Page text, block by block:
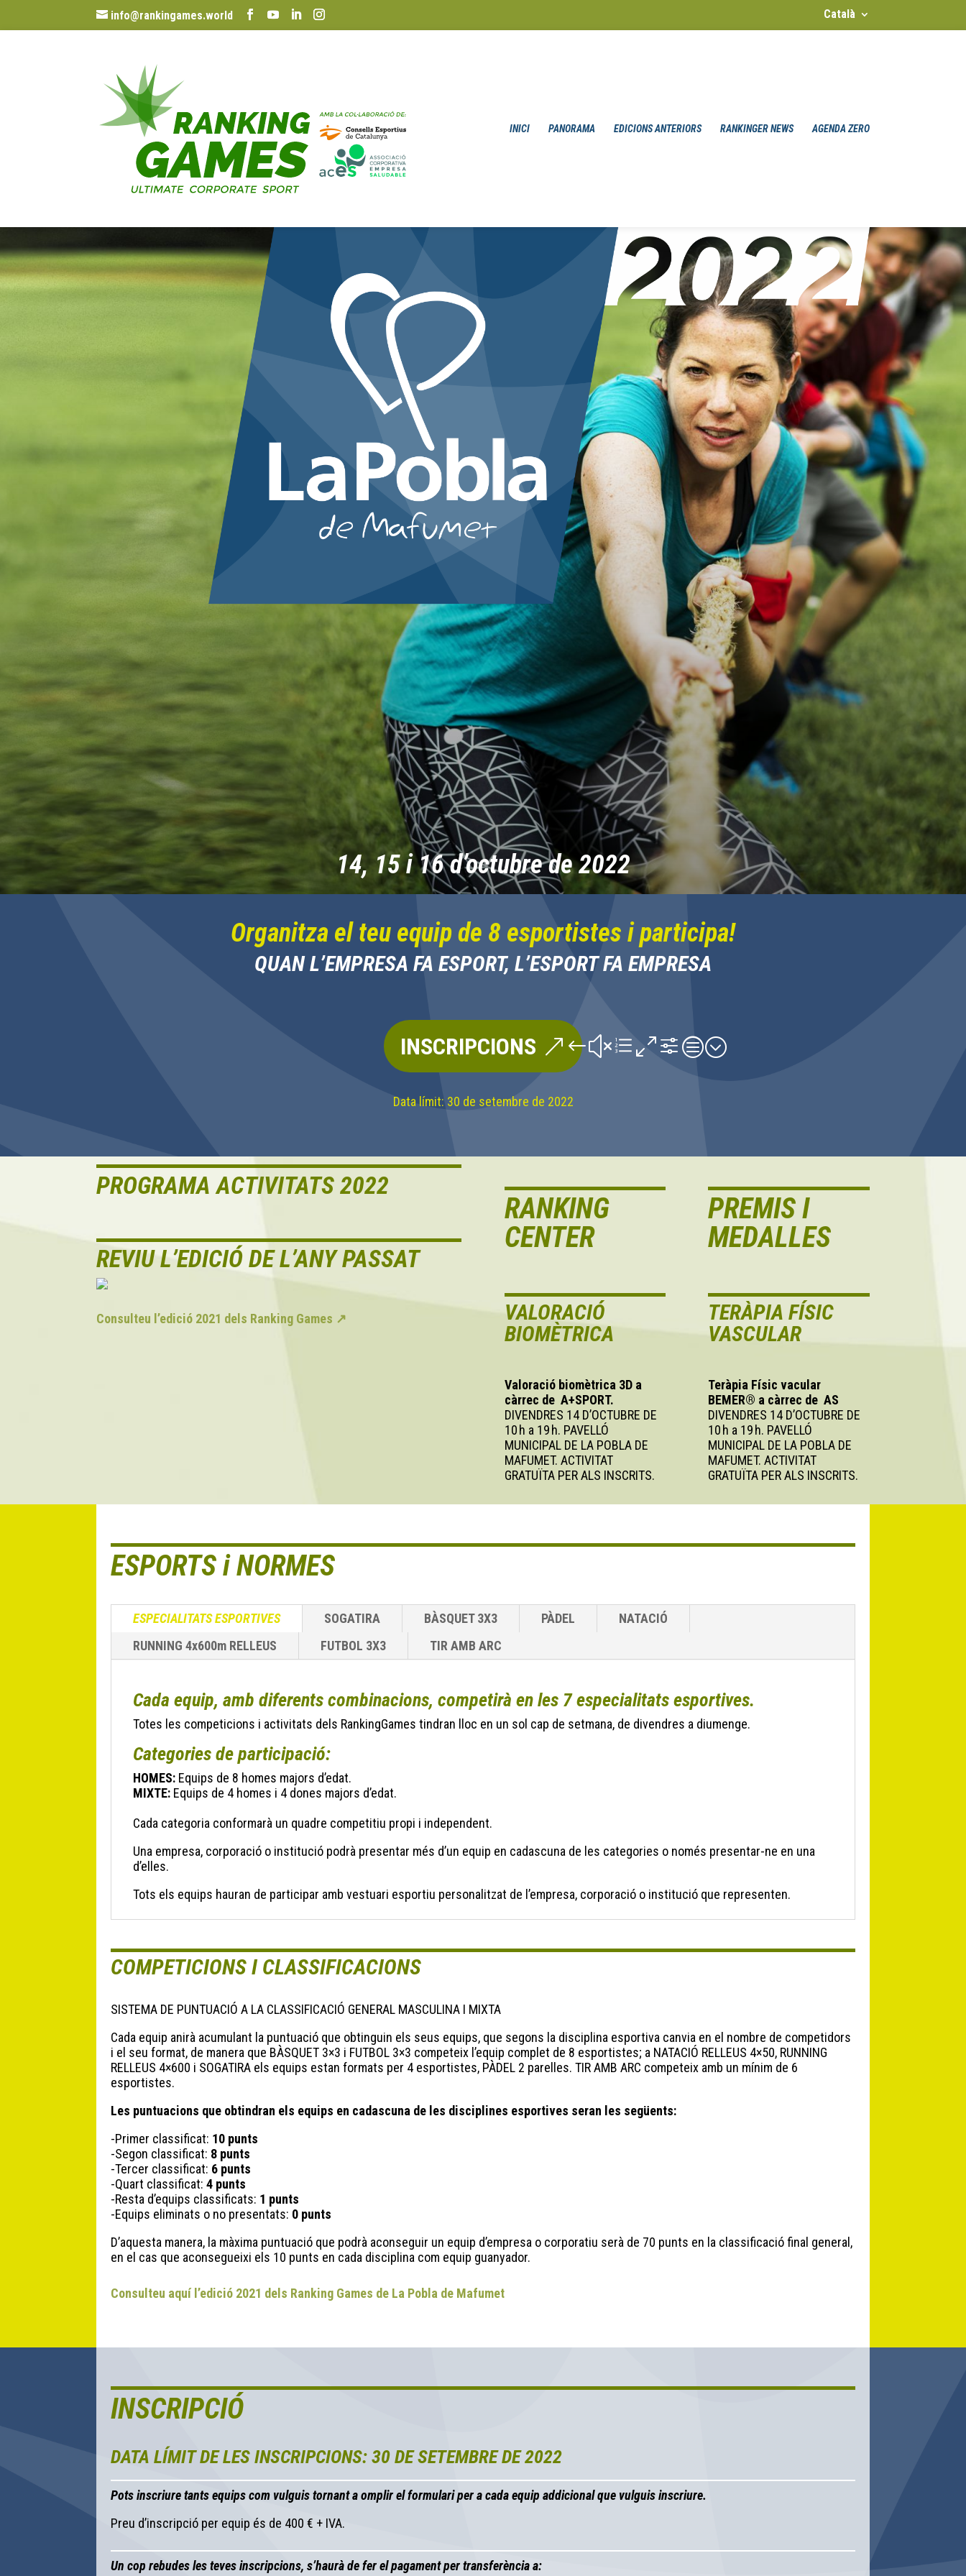
info@rankingames.world Català
INICI PANORAMA EDICIONS ANTERIORS RANKINGER NEWS AGENDA ZERO
14, 15 i 16 d’octubre de 2022
Organitza el teu equip de 8 esportistes i participa!
QUAN L’EMPRESA FA ESPORT, L’ESPORT FA EMPRESA
INSCRIPCIONS
Data límit: 30 de setembre de 2022
PROGRAMA ACTIVITATS 2022
REVIU L’EDICIÓ DE L’ANY PASSAT
Consulteu l’edició 2021 dels Ranking Games ↗
RANKING
CENTER
PREMIS I
MEDALLES
VALORACIÓ
BIOMÈTRICA
Valoració biomètrica 3D a
càrrec de A+SPORT.
DIVENDRES 14 D’OCTUBRE DE
10 h a 19 h. PAVELLÓ
MUNICIPAL DE LA POBLA DE
MAFUMET. ACTIVITAT
GRATUÏTA PER ALS INSCRITS.
TERÀPIA FÍSIC
VASCULAR
Teràpia Físic vacular
BEMER® a càrrec de AS
DIVENDRES 14 D’OCTUBRE DE
10 h a 19 h. PAVELLÓ
MUNICIPAL DE LA POBLA DE
MAFUMET. ACTIVITAT
GRATUÏTA PER ALS INSCRITS.
ESPORTS i NORMES
ESPECIALITATS ESPORTIVES SOGATIRA BÀSQUET 3X3 PÀDEL
NATACIÓ
RUNNING 4x600m RELLEUS
FUTBOL 3X3 TIR AMB ARC
Cada equip, amb diferents combinacions, competirà en les 7 especialitats esportives.
Totes les competicions i activitats dels RankingGames tindran lloc en un sol cap de setmana, de divendres a diumenge.
Categories de participació:
HOMES: Equips de 8 homes majors d’edat.
MIXTE: Equips de 4 homes i 4 dones majors d’edat.
Cada categoria conformarà un quadre competitiu propi i independent.
Una empresa, corporació o institució podrà presentar més d’un equip en cadascuna de les categories o només presentar-ne en una
d’elles.
Tots els equips hauran de participar amb vestuari esportiu personalitzat de l’empresa, corporació o institució que representen.
COMPETICIONS I CLASSIFICACIONS
SISTEMA DE PUNTUACIÓ A LA CLASSIFICACIÓ GENERAL MASCULINA I MIXTA
Cada equip anirà acumulant la puntuació que obtinguin els seus equips, que segons la disciplina esportiva canvia en el nombre de competidors
i el seu format, de manera que BÀSQUET 3×3 i FUTBOL 3×3 competeix l’equip complet de 8 esportistes; a NATACIÓ RELLEUS 4×50, RUNNING
RELLEUS 4×600 i SOGATIRA els equips estan formats per 4 esportistes, PÀDEL 2 parelles. TIR AMB ARC competeix amb un mínim de 6
esportistes.
Les puntuacions que obtindran els equips en cadascuna de les disciplines esportives seran les següents:
-Primer classificat: 10 punts
-Segon classificat: 8 punts
-Tercer classificat: 6 punts
-Quart classificat:4 punts
-Resta d’equips classificats: 1 punts
-Equips eliminats o no presentats: 0 punts
D’aquesta manera, la màxima puntuació que podrà aconseguir un equip d’empresa o corporatiu serà de 70 punts en la classificació final general,
en el cas que aconsegueixi els 10 punts en cada disciplina com equip guanyador.
Consulteu aquí l’edició 2021 dels Ranking Games de La Pobla de Mafumet
INSCRIPCIÓ
DATA LÍMIT DE LES INSCRIPCIONS: 30 DE SETEMBRE DE 2022
Pots inscriure tants equips com vulguis tornant a omplir el formulari per a cada equip addicional que vulguis inscriure.
Preu d’inscripció per equip és de 400 € + IVA.
Un cop rebudes les teves inscripcions, s’haurà de fer el pagament per transferència a: